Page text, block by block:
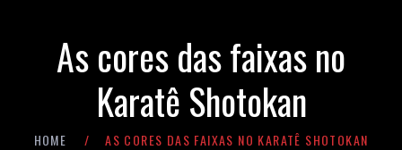
As cores das faixas no
Karatê Shotokan
HOME AS CORES DAS FAIXAS NO KARATÊ SHOTOKAN